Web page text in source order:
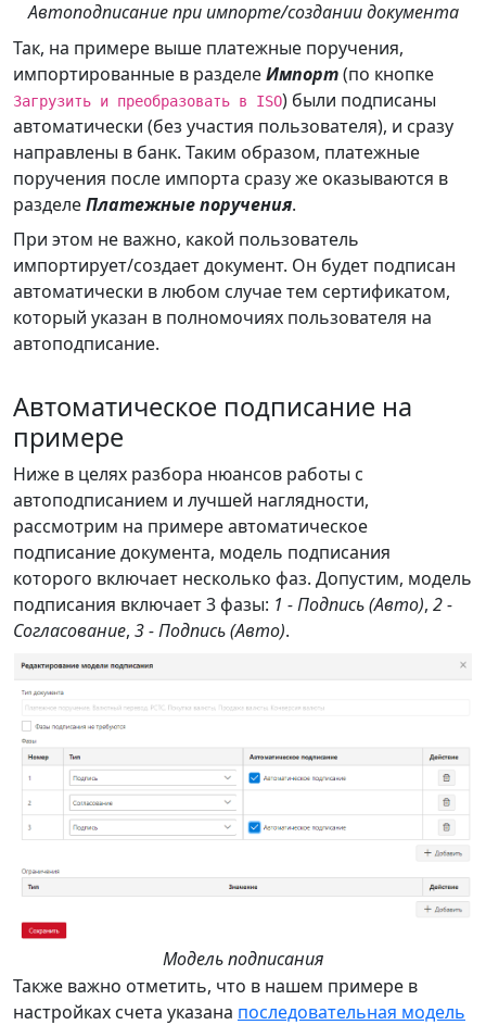
Автоподписание при импорте/создании документа
Так, на примере выше платежные поручения,
импортированные в разделеИмпорт(по кнопке
Загрузить и преобразовать в ISO) были подписаны
автоматически (без участия пользователя), и сразу
направлены в банк. Таким образом, платежные
поручения после импорта сразу же оказываются в
разделеПлатежные поручения.
При этом не важно, какой пользователь
импортирует/создает документ. Он будет подписан
автоматически в любом случае тем сертификатом,
который указан в полномочиях пользователя на
автоподписание.
Автоматическое подписание на
примере
Ниже в целях разбора нюансов работы с
автоподписанием и лучшей наглядности,
рассмотрим на примере автоматическое
подписание документа, модель подписания
которого включает несколько фаз. Допустим, модель
подписания включает 3 фазы: 1 - Подпись (Авто), 2 -
Согласование, 3 - Подпись (Авто).
Модель подписания
Также важно отметить, что в нашем примере в
настройках счета указана последовательная модель